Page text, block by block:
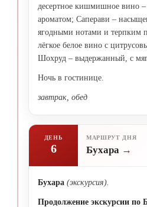
десертное кишмишное вино –
ароматом; Саперави –
ягодными нотами и терпким
лёгкое белое вино с
Шохруд – выдержанный, с
Ночь в гостинице.
завтрак, обед
ДЕНЬ
6
МАРШРУТ ДНЯ
Бухара
Бухара (экскурсия).
Продолжение экскурсии по